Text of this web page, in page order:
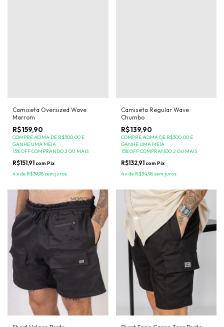
Camiseta Oversized Wave
Marrom
R$159,90
COMPRE ACIMA DE R$300,00 E
GANHE UMA MEIA
15% OFF COMPRANDO 2 OU MAIS
R$151,91com Pix
4xde R$39,98 sem juros
Camiseta Regular Wave
Chumbo
R$139,90
COMPRE ACIMA DE R$300,00 E
GANHE UMA MEIA
15% OFF COMPRANDO 2 OU MAIS
R$132,91com Pix
4xde R$34,98 sem juros